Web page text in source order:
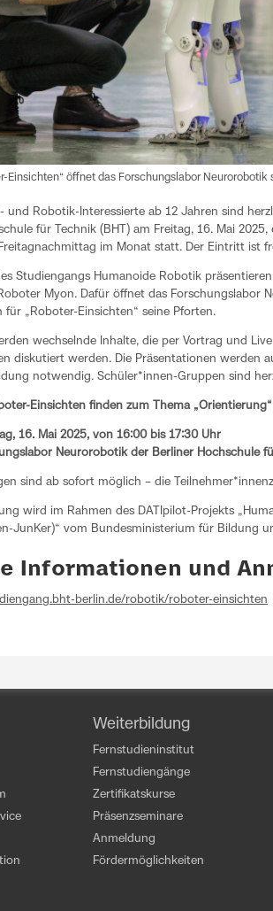
Einsichten“ öffnet das Forschungslabor Neurorobotik
und Robotik-Interessierte ab 12 Jahren sind
für Technik (BHT) am Freitag, 16. Mai
im Monat statt. Der Eintritt ist
Studiengangs Humanoide Robotik
Myon. Dafür öffnet das Forschungslabor
für „Roboter-Einsichten“ seine Pforten.
wechselnde Inhalte, die per Vortrag und
diskutiert werden. Die Präsentationen werden
notwendig. Schüler*innen-Gruppen sind
Einsichten finden zum Thema
16. Mai 2025, von 16:00 bis 17:30 Uhr
Neurorobotik der Berliner Hochschule
sind ab sofort möglich – die
wird im Rahmen des DATIpilot-Projekts
JunKer)“ vom Bundesministerium für Bildung
Informationen und
berlin.de/robotik/roboter-einsichten
Weiterbildung
Fernstudieninstitut
Fernstudiengänge
Zertifikatskurse
Präsenzseminare
Anmeldung
Fördermöglichkeiten